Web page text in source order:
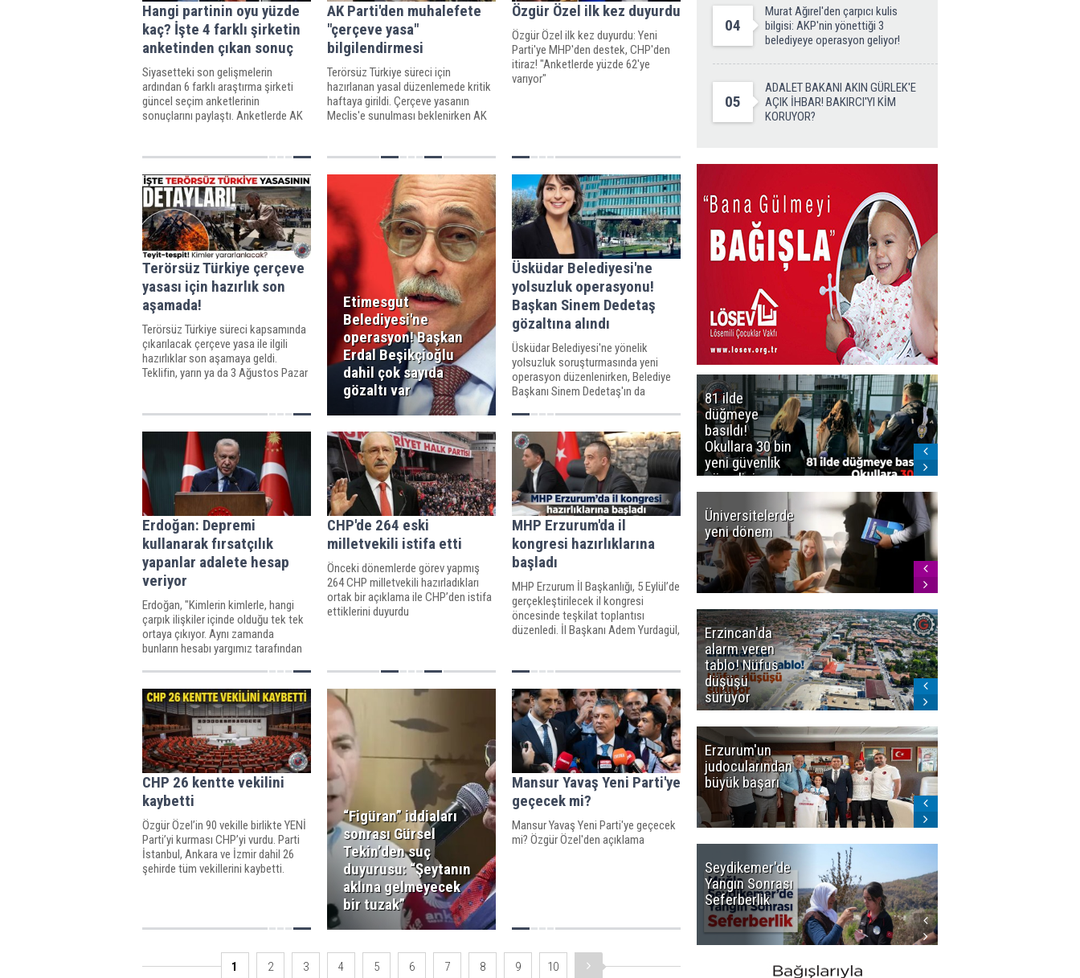
Hangi partinin oyu yüzde
kaç? İşte 4 farklı şirketin
anketinden çıkan sonuç
Siyasetteki son gelişmelerin
ardından 6 farklı araştırma şirketi
güncel seçim anketlerinin
sonuçlarını paylaştı. Anketlerde AK
yerini sağlamlaştırdı; CHP, MHP ve
DEM Parti'nin oy oranları ise
AK Parti'den muhalefete
"çerçeve yasa"
bilgilendirmesi
Terörsüz Türkiye süreci için
hazırlanan yasal düzenlemede kritik
haftaya girildi. Çerçeve yasanın
Meclis'e sunulması beklenirken AK
Özgür Özel ilk kez duyurdu
Özgür Özel ilk kez duyurdu: Yeni
Parti'ye MHP'den destek, CHP'den
itiraz! "Anketlerde yüzde 62'ye
varıyor"
Terörsüz Türkiye çerçeve
yasası için hazırlık son
aşamada!
Terörsüz Türkiye süreci kapsamında
çıkarılacak çerçeve yasa ile ilgili
hazırlıklar son aşamaya geldi.
Teklifin, yarın ya da 3 Ağustos Pazar
yasalaştırılması hedefleniyor.
Etimesgut
Belediyesi'ne
operasyon! Başkan
Erdal Beşikçioğlu
dahil çok sayıda
gözaltı var
Üsküdar Belediyesi'ne
yolsuzluk operasyonu!
Başkan Sinem Dedetaş
gözaltına alındı
Üsküdar Belediyesi'ne yönelik
yolsuzluk soruşturmasında yeni
operasyon düzenlenirken, Belediye
Başkanı Sinem Dedetaş'ın da
alındı.
Erdoğan: Depremi
kullanarak fırsatçılık
yapanlar adalete hesap
veriyor
Erdoğan, "Kimlerin kimlerle, hangi
çarpık ilişkiler içinde olduğu tek tek
ortaya çıkıyor. Aynı zamanda
bunların hesabı yargımız tarafından
ve ekonomik fırsatçılık yapanlar
bugün adalete hesap veriyor." dedi.
CHP'de 264 eski
milletvekili istifa etti
Önceki dönemlerde görev yapmış
264 CHP milletvekili hazırladıkları
ortak bir açıklama ile CHP’den istifa
ettiklerini duyurdu
MHP Erzurum'da il
kongresi hazırlıklarına
başladı
MHP Erzurum İl Başkanlığı, 5 Eylül’de
gerçekleştirilecek il kongresi
öncesinde teşkilat toplantısı
düzenledi. İl Başkanı Adem Yurdagül,
belirtti.
CHP 26 kentte vekilini
kaybetti
Özgür Özel’in 90 vekille birlikte YENİ
Parti’yi kurması CHP’yi vurdu. Parti
İstanbul, Ankara ve İzmir dahil 26
şehirde tüm vekillerini kaybetti.
“Figüran” iddiaları
sonrası Gürsel
Tekin’den suç
duyurusu: “Şeytanın
aklına gelmeyecek
bir tuzak”
Mansur Yavaş Yeni Parti'ye
geçecek mi?
Mansur Yavaş Yeni Parti'ye geçecek
mi? Özgür Özel'den açıklama
1 2 3 4 5 6 7 8 9 10
04
Murat Ağırel'den çarpıcı kulis
bilgisi: AKP'nin yönettiği 3
belediyeye operasyon geliyor!
05
ADALET BAKANI AKIN GÜRLEK'E
AÇIK İHBAR! BAKIRCI'YI KİM
KORUYOR?
81 ilde
düğmeye
basıldı!
Okullara 30 bin
yeni güvenlik
görevlisi
Üniversitelerde
yeni dönem
Erzincan'da
alarm veren
tablo! Nüfus
düşüşü
sürüyor
Erzurum'un
judocularından
büyük başarı
Seydikemer'de
Yangın Sonrası
Seferberlik